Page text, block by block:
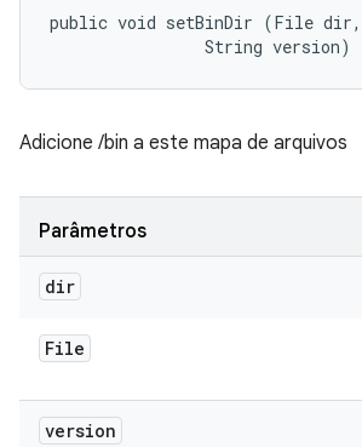
public void setBinDir (File dir,
                String version)
Adicione /bin a este mapa de arquivos
Parâmetros
dir
File
version